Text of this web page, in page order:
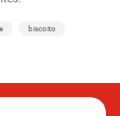
biscoito